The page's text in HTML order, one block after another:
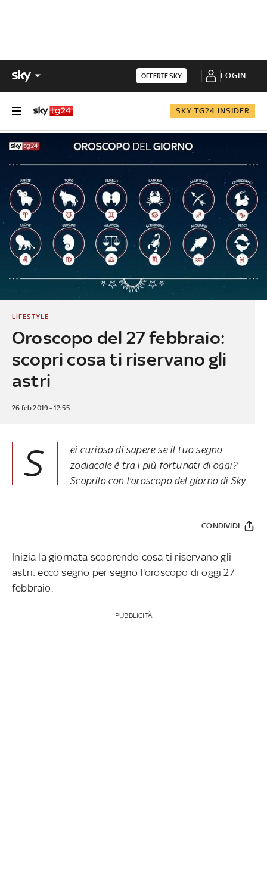
OFFERTE SKY LOGIN
SKY TG24 INSIDER
Oroscopo del 27 febbraio:
scopri cosa ti riservano gli
astri
LIFESTYLE
26 feb 2019 - 12:55
S
ei curioso di sapere se il tuo segno
zodiacale è tra i più fortunati di oggi?
Scoprilo con l'oroscopo del giorno di Sky
CONDIVIDI
Inizia la giornata scoprendo cosa ti riservano gli
astri: ecco segno per segno l'oroscopo di oggi 27
febbraio.
PUBBLICITÀ